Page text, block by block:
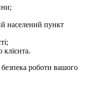
населений пункт
безпека роботи вашого